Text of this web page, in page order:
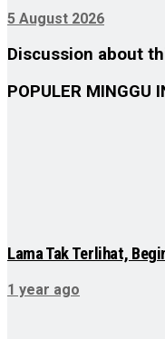
5 August 2026
Discussion about
POPULER MINGGU
Lama Tak Terlihat,
1 year ago